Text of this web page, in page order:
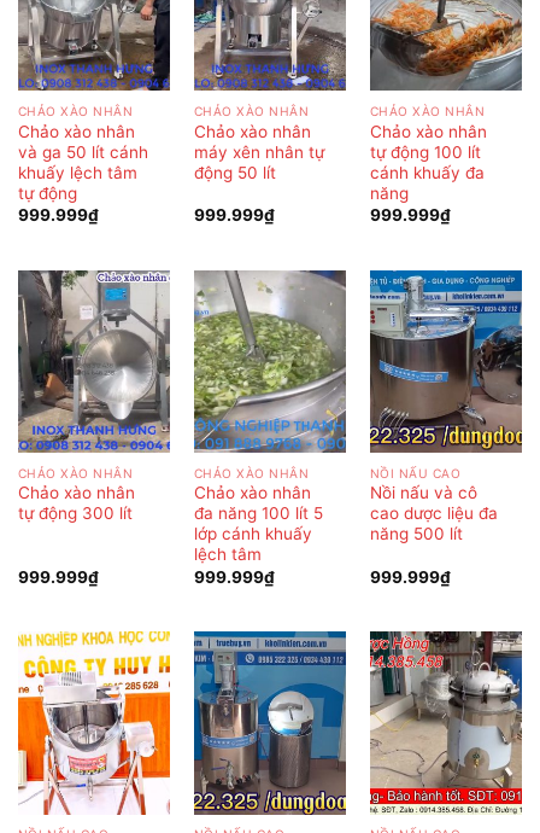
CHẢO XÀO NHÂN
Chảo xào nhân
và ga 50 lít cánh
khuấy lệch tâm
tự động
999.999₫
CHẢO XÀO NHÂN
Chảo xào nhân
máy xên nhân tự
động 50 lít
999.999₫
CHẢO XÀO NHÂN
Chảo xào nhân
tự động 100 lít
cánh khuấy đa
năng
999.999₫
CHẢO XÀO NHÂN
Chảo xào nhân
tự động 300 lít
999.999₫
CHẢO XÀO NHÂN
Chảo xào nhân
đa năng 100 lít 5
lớp cánh khuấy
lệch tâm
999.999₫
NỒI NẤU CAO
Nồi nấu và cô
cao dược liệu đa
năng 500 lít
999.999₫